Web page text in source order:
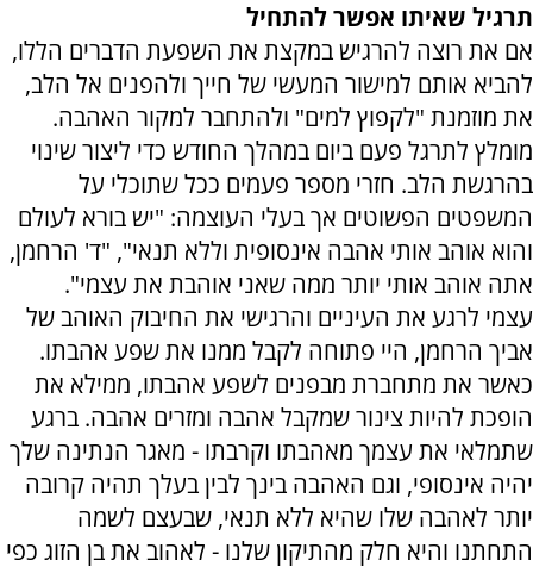
תרגיל שאיתו אפשר להתחיל
אם את רוצה להרגיש במקצת את השפעת הדברים הללו,
להביא אותם למישור המעשי של חייך ולהפנים אל הלב,
את מוזמנת "לקפוץ למים" ולהתחבר למקור האהבה.
מומלץ לתרגל פעם ביום במהלך החודש כדי ליצור שינוי
בהרגשת הלב. חזרי מספר פעמים ככל שתוכלי על
המשפטים הפשוטים אך בעלי העוצמה: "יש בורא לעולם
והוא אוהב אותי אהבה אינסופית וללא תנאי", "ד' הרחמן,
אתה אוהב אותי יותר ממה שאני אוהבת את עצמי".
עצמי לרגע את העיניים והרגישי את החיבוק האוהב של
אביך הרחמן, היי פתוחה לקבל ממנו את שפע אהבתו.
כאשר את מתחברת מבפנים לשפע אהבתו, ממילא את
הופכת להיות צינור שמקבל אהבה ומזרים אהבה. ברגע
שתמלאי את עצמך מאהבתו וקרבתו - מאגר הנתינה שלך
יהיה אינסופי, וגם האהבה בינך לבין בעלך תהיה קרובה
יותר לאהבה שלו שהיא ללא תנאי, שבעצם לשמה
התחתנו והיא חלק מהתיקון שלנו - לאהוב את בן הזוג כפי